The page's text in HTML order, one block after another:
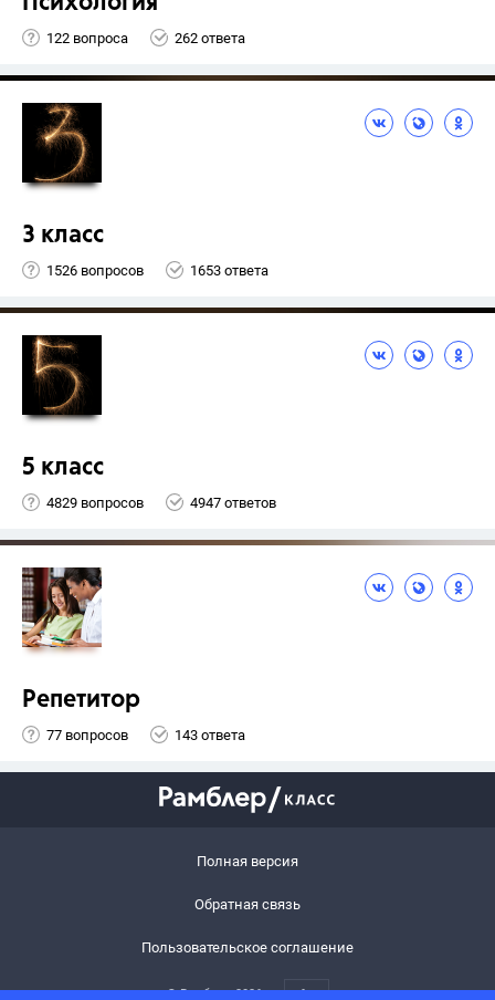
122 вопроса 262 ответа
3 класс
1526 вопросов 1653 ответа
5 класс
4829 вопросов 4947 ответов
Репетитор
77 вопросов 143 ответа
Полная версия
Обратная связь
Пользовательское соглашение
© Рамблер,2026 6+